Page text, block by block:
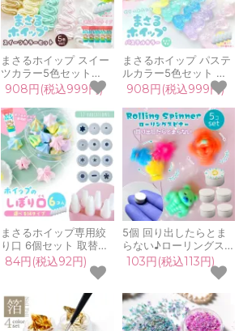
まさるホイップ スイー
ツカラー5色セット
50g ホイップデコクリ
ーム レジン クラフト
用 ミニチュアフード 手
芸 GreenOceanオリジ
ナル♪
908円(税込999円)
まさるホイップ パステ
ルカラー5色セット ク
リア ラメ入り 50g ホ
イップデコクリーム レ
ジン クラフト 用 ミニ
チュア スイーツ 推し活
手芸 GreenOceanオリ
ジナル♪
908円(税込999円)
まさるホイップ専用絞
り口 6個セット 取替用
しぼり口 口金 デコホイ
ップ ミニチュアスイー
ツ レジン 推し活 小学
生 自由研究 手芸用 デ
コ用 クラフト
84円(税込92円)
5個 回り出したらとま
らない♪ローリングスピ
ナー ホワイト 回る パ
ーツ セッティング台 ハ
ンドスピナー ルーレッ
ト 回転台 部品 UVレジ
ン 手芸 クラフト 手作
り ハンドメイド
103円(税込113円)